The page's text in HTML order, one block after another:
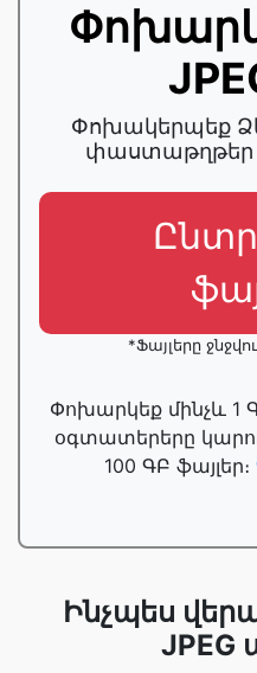
Փոխակերպեք
փաստաթղթեր
*Ֆայլերը
Փոխարկեք մինչև 1
օգտատերերը
100 ԳԲ ֆայլեր։
Ինչպես
JPEG